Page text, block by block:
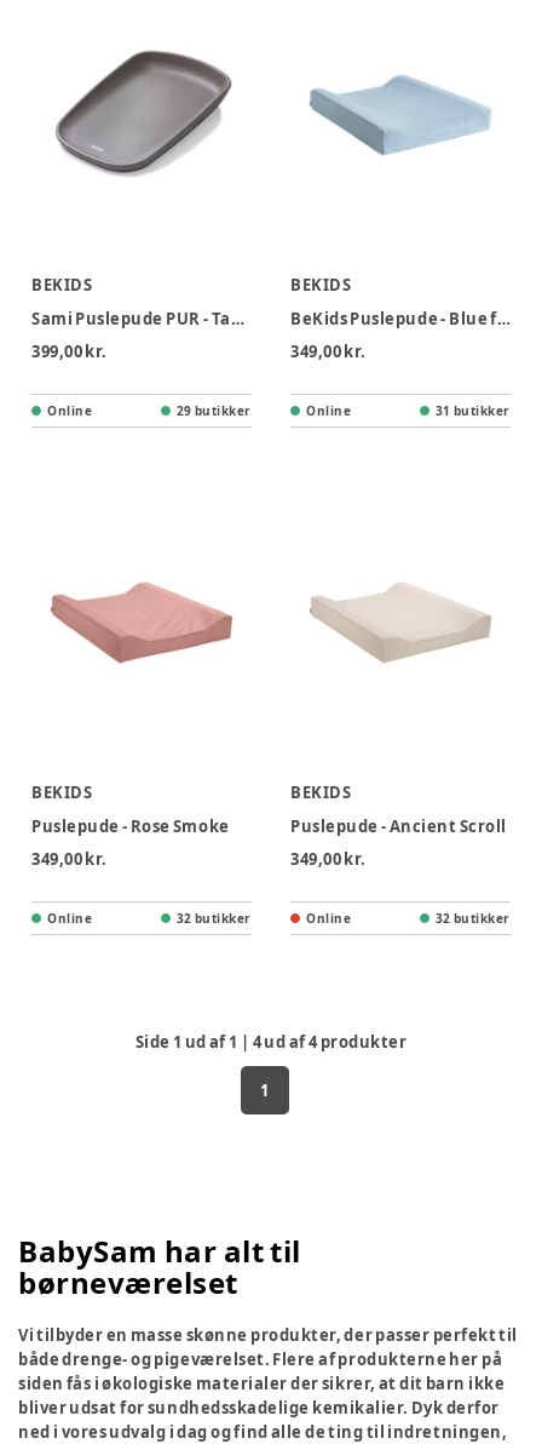
BEKIDS
Sami Puslepude PUR - Taupe
399,00 kr.
Online 29 butikker
BEKIDS
BeKids Puslepude - Blue fog
349,00 kr.
Online 31 butikker
BEKIDS
Puslepude - Rose Smoke
349,00 kr.
Online 32 butikker
BEKIDS
Puslepude - Ancient Scroll
349,00 kr.
Online 32 butikker
Side 1 ud af1 | 4ud af4produkter
1
BabySam har alt til
børneværelset
Vi tilbyder en masse skønne produkter, der passer perfekt til
både drenge- og pigeværelset. Flere af produkterne her på
siden fås i økologiske materialer der sikrer, at dit barn ikke
bliver udsat for sundhedsskadelige kemikalier. Dyk derfor
ned i vores udvalg i dag og find alle de ting til indretningen,